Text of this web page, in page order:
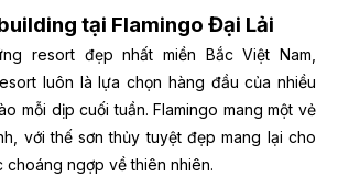
tại Flamingo Đại Lải
resort đẹp nhất miền Bắc Việt Nam,
luôn là lựa chọn hàng đầu của nhiều
mỗi dịp cuối tuần. Flamingo mang một vẻ
với thế sơn thủy tuyệt đẹp mang lại cho
choáng ngợp về thiên nhiên.